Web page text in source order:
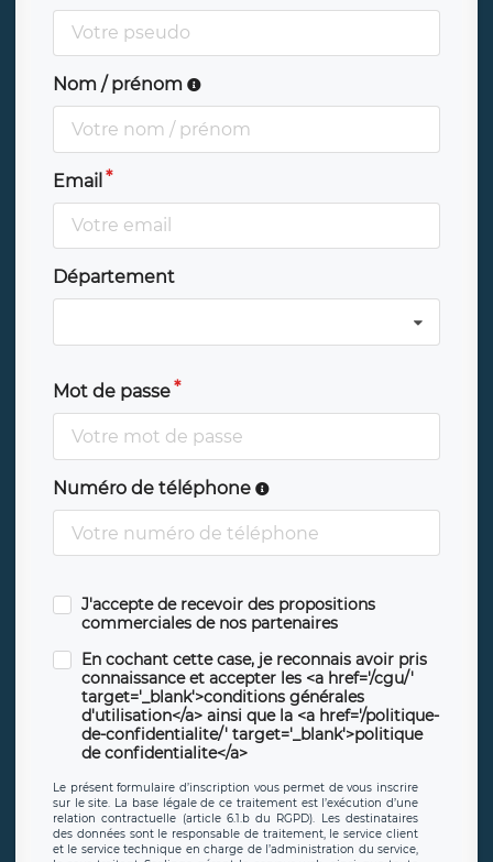
Nom / prénom
Email
Département
Mot de passe
Numéro de téléphone
J'accepte de recevoir des propositions
commerciales de nos partenaires
En cochant cette case, je reconnais avoir pris
connaissance et accepter les <a href='/cgu/'
target='_blank'>conditions générales
d'utilisation</a> ainsi que la <a href='/politique-
de-confidentialite/' target='_blank'>politique
de confidentialite</a>
Le présent formulaire d’inscription vous permet de vous inscrire
sur le site. La base légale de ce traitement est l’exécution d’une
relation contractuelle (article 6.1.b du RGPD). Les destinataires
des données sont le responsable de traitement, le service client
et le service technique en charge de l’administration du service,